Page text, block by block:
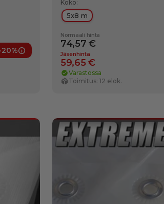
20%
Jäsenedut
Koko:
5x8 m
Normaali hinta
74,57 €
Jäsenhinta
59,65 €
Varastossa
Toimitus: 12 elok.